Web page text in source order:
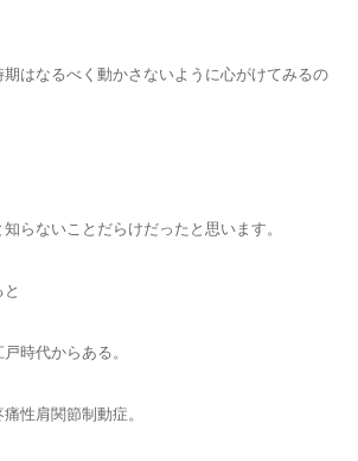
はなるべく動かさないように心がけてみるの
らないことだらけだったと思います。
時代からある。
性肩関節制動症。